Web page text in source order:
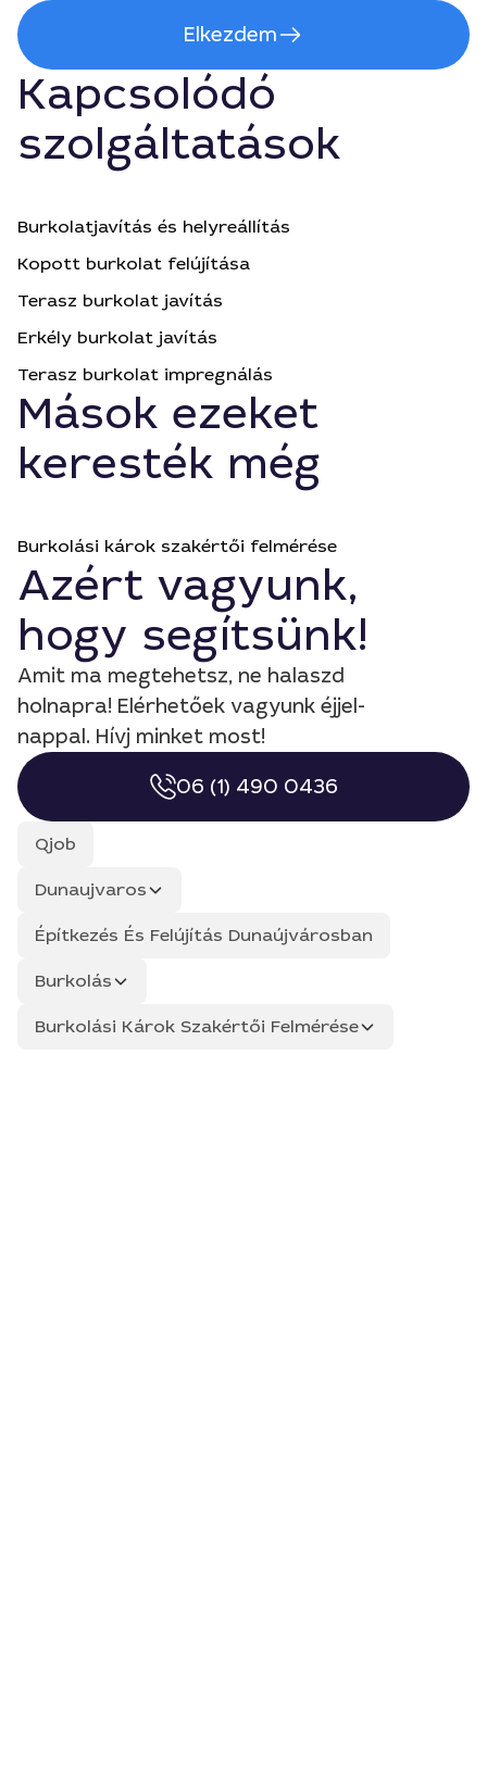
Elkezdem
Kapcsolódó
szolgáltatások
Burkolatjavítás és helyreállítás
Kopott burkolat felújítása
Terasz burkolat javítás
Erkély burkolat javítás
Terasz burkolat impregnálás
Mások ezeket
keresték még
Burkolási károk szakértői felmérése
Azért vagyunk,
hogy segítsünk!
Amit ma megtehetsz, ne halaszd
holnapra! Elérhetőek vagyunk éjjel-
nappal. Hívj minket most!
06 (1) 490 0436
Qjob
Dunaujvaros
Építkezés És Felújítás Dunaújvárosban
Burkolás
Burkolási Károk Szakértői Felmérése